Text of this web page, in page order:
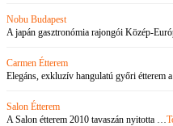
Nobu Budapest
A japán gasztronómia rajongói Közép-
Carmen Étterem
Elegáns, exkluzív hangulatú győri étterem
Salon Étterem
A Salon étterem 2010 tavaszán nyitotta …